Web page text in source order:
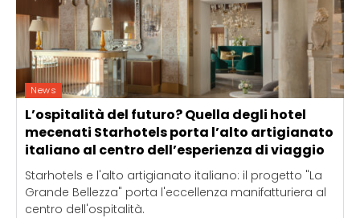
News
L’ospitalità del futuro? Quella degli hotel
mecenati Starhotels porta l’alto artigianato
italiano al centro dell’esperienza di viaggio
Starhotels e l'alto artigianato italiano: il progetto "La
Grande Bellezza" porta l'eccellenza manifatturiera al
centro dell'ospitalità.